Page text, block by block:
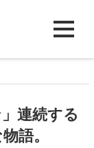
連続する
語。